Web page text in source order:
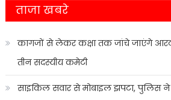
ताजा खबरे
कागजों से लेकर कक्षा तक जांचे जाएंगे
तीन सदस्यीय कमेटी
साइकिल सवार से मोबाइल झपटा, पुलिस